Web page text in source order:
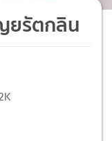
ยรัตกลิน